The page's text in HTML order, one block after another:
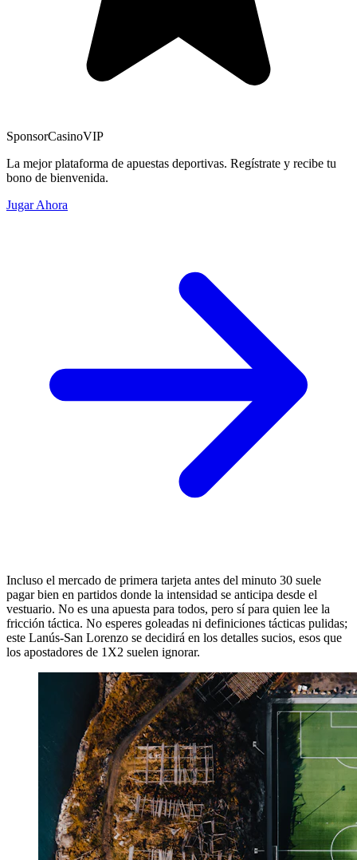
SponsorCasinoVIP
La mejor plataforma de apuestas deportivas. Regístrate y recibe tu
bono de bienvenida.
Jugar Ahora
Incluso el mercado de primera tarjeta antes del minuto 30 suele
pagar bien en partidos donde la intensidad se anticipa desde el
vestuario. No es una apuesta para todos, pero sí para quien lee la
fricción táctica. No esperes goleadas ni definiciones tácticas pulidas;
este Lanús-San Lorenzo se decidirá en los detalles sucios, esos que
los apostadores de 1X2 suelen ignorar.